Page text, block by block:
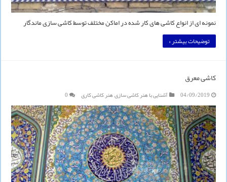
نمونه ای از انواع کاشی های کار شده در اماکن مختلف توسط کاشی سازی ماندگار
توضیحات بیشتر »
کاشی معرق
04/09/2019 آشنایی با هنر کاشی سازی,هنر کاشی کاری 0